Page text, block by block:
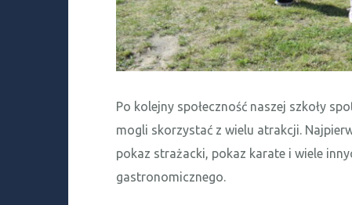
Po kolejny społeczność naszej szkoły
mogli skorzystać z wielu atrakcji.
pokaz strażacki, pokaz karate i wiele
gastronomicznego.